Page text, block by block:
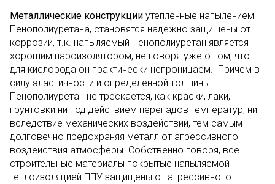
Металлические конструкции утепленные напылением
Пенополиуретана, становятся надежно защищены от
коррозии, т.к. напыляемый Пенополиуретан является
хорошим пароизолятором, не говоря уже о том, что
для кислорода он практически непроницаем. Причем в
силу эластичности и определенной толщины
Пенополиуретан не трескается, как краски, лаки,
грунтовки ни под действием перепадов температур, ни
вследствие механических воздействий, тем самым
долговечно предохраняя металл от агрессивного
воздействия атмосферы. Собственно говоря, все
строительные материалы покрытые напыляемой
теплоизоляцией ППУ защищены от агрессивного